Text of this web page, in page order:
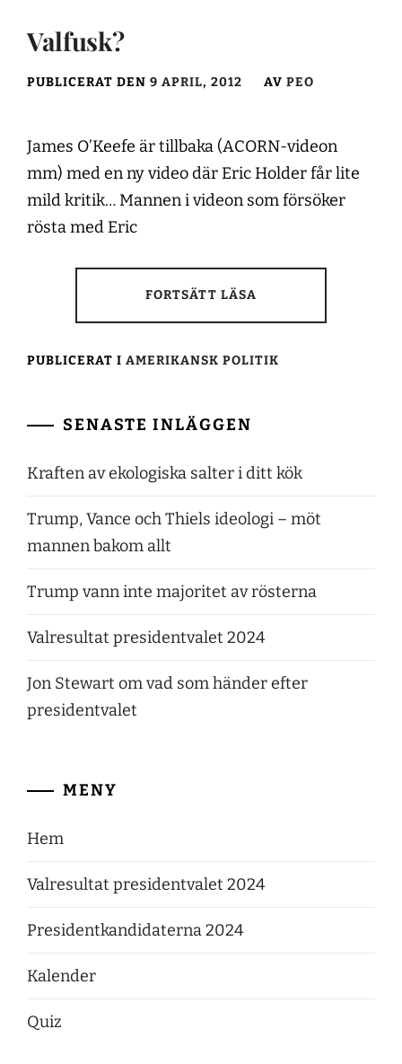
Valfusk?
PUBLICERAT DEN 9 APRIL, 2012 AV PEO
James O’Keefe är tillbaka (ACORN-videon
mm) med en ny video där Eric Holder får lite
mild kritik… Mannen i videon som försöker
rösta med Eric
FORTSÄTT LÄSA
PUBLICERAT I AMERIKANSK POLITIK
SENASTE INLÄGGEN
Kraften av ekologiska salter i ditt kök
Trump, Vance och Thiels ideologi – möt
mannen bakom allt
Trump vann inte majoritet av rösterna
Valresultat presidentvalet 2024
Jon Stewart om vad som händer efter
presidentvalet
MENY
Hem
Valresultat presidentvalet 2024
Presidentkandidaterna 2024
Kalender
Quiz